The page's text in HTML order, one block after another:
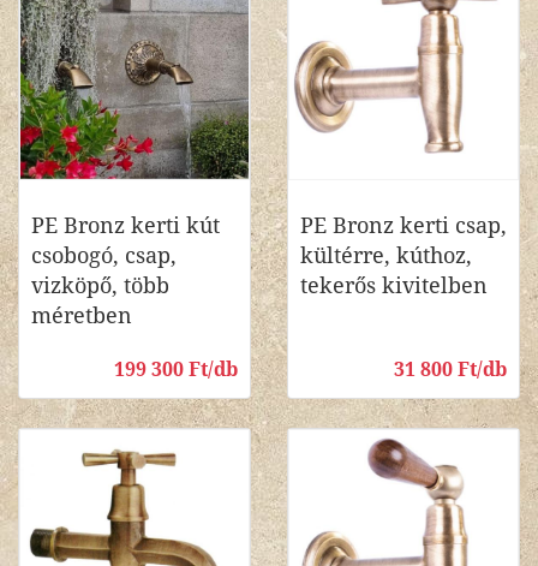
PE Bronz kerti kút
csobogó, csap,
vizköpő, több
méretben
199 300 Ft/db
PE Bronz kerti csap,
kültérre, kúthoz,
tekerős kivitelben
31 800 Ft/db